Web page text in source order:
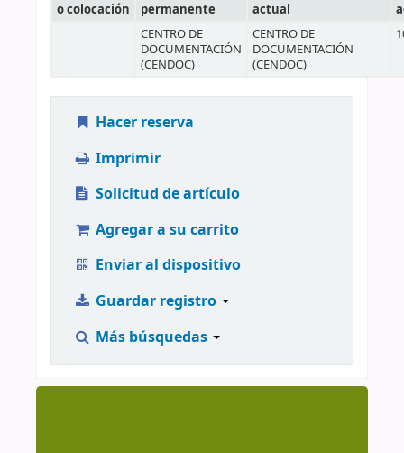
o colocación
permanente
actual
CENTRO DE
DOCUMENTACIÓN
(CENDOC)
CENTRO DE
DOCUMENTACIÓN
(CENDOC)
Hacer reserva
Imprimir
Solicitud de artículo
Agregar a su carrito
Enviar al dispositivo
Guardar registro
Más búsquedas